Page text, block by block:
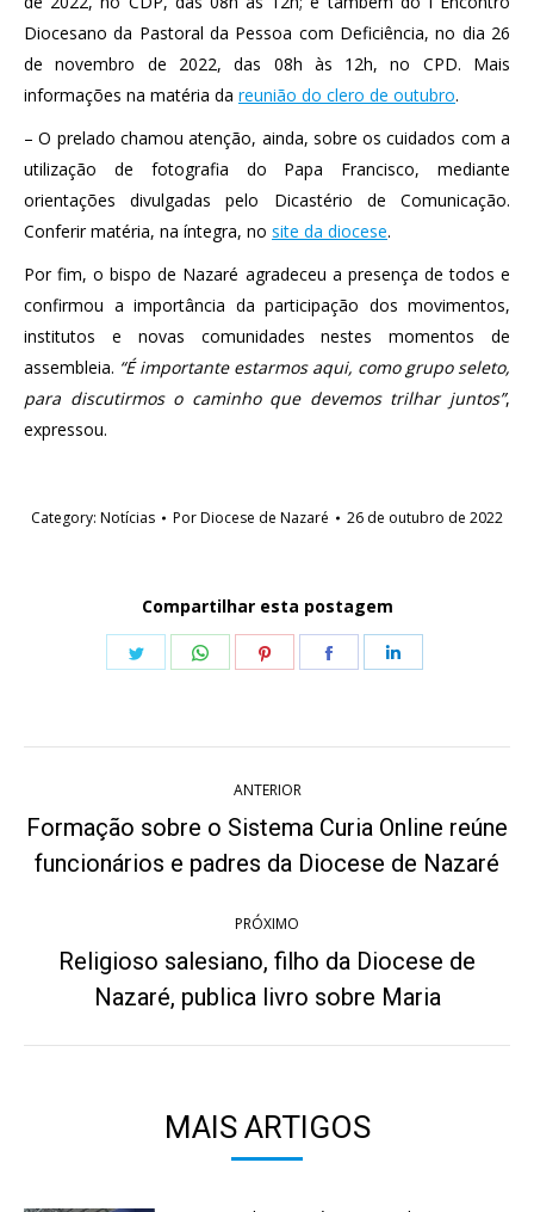
Diocesano da Pastoral da Pessoa com Deficiência, no dia 26
de novembro de 2022, das 08h às 12h, no CPD. Mais
informações na matéria da reunião do clero de outubro.
– O prelado chamou atenção, ainda, sobre os cuidados com a
utilização de fotografia do Papa Francisco, mediante
orientações divulgadas pelo Dicastério de Comunicação.
Conferir matéria, na íntegra, no site da diocese.
Por fim, o bispo de Nazaré agradeceu a presença de todos e
confirmou a importância da participação dos movimentos,
institutos e novas comunidades nestes momentos de
assembleia. “É importante estarmos aqui, como grupo seleto,
para discutirmos o caminho que devemos trilhar juntos”,
expressou.
Category: Notícias PorDiocese de Nazaré 26 de outubro de 2022
Compartilhar esta postagem
Share
Share
Share
Share
de
post:
ANTERIOR
Post
anterior:
Formação sobre o Sistema Curia Online reúne
funcionários e padres da Diocese de Nazaré
PRÓXIMO
Próximo
post:
Religioso salesiano, filho da Diocese de
Nazaré, publica livro sobre Maria
MAIS ARTIGOS